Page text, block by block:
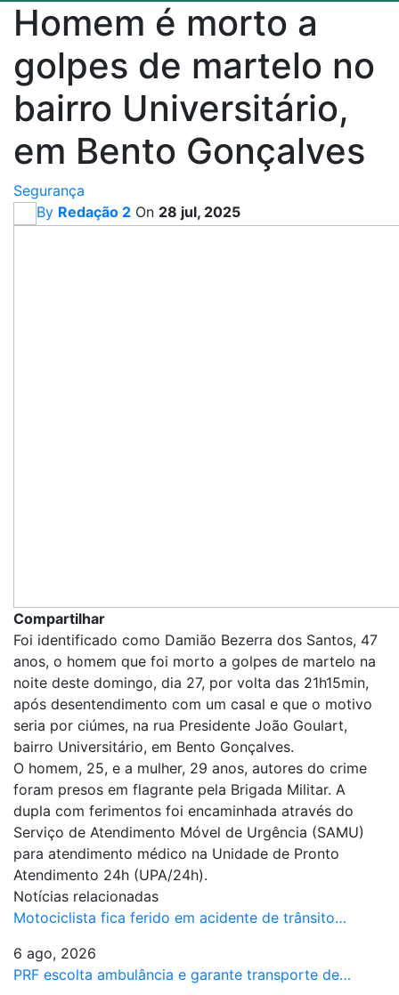
Homem é morto a
golpes de martelo no
bairro Universitário,
em Bento Gonçalves
Segurança
By Redação 2 On 28 jul, 2025
Compartilhar
Foi identificado como Damião Bezerra dos Santos, 47
anos, o homem que foi morto a golpes de martelo na
noite deste domingo, dia 27, por volta das 21h15min,
após desentendimento com um casal e que o motivo
seria por ciúmes, na rua Presidente João Goulart,
bairro Universitário, em Bento Gonçalves.
O homem, 25, e a mulher, 29 anos, autores do crime
foram presos em flagrante pela Brigada Militar. A
dupla com ferimentos foi encaminhada através do
Serviço de Atendimento Móvel de Urgência (SAMU)
para atendimento médico na Unidade de Pronto
Atendimento 24h (UPA/24h).
Notícias relacionadas
Motociclista fica ferido em acidente de trânsito…
6 ago, 2026
PRF escolta ambulância e garante transporte de…